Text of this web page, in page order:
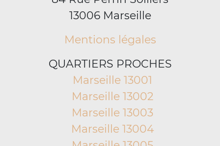
13006 Marseille
Mentions légales
QUARTIERS PROCHES
Marseille 13001
Marseille 13002
Marseille 13003
Marseille 13004